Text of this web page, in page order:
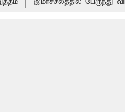
இமாச்சலத்தில் பேருந்து